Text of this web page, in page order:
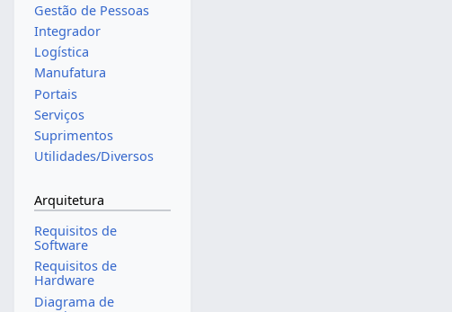
Gestão de Pessoas
Integrador
Logística
Manufatura
Portais
Serviços
Suprimentos
Utilidades/Diversos
Arquitetura
Requisitos de
Software
Requisitos de
Hardware
Diagrama de